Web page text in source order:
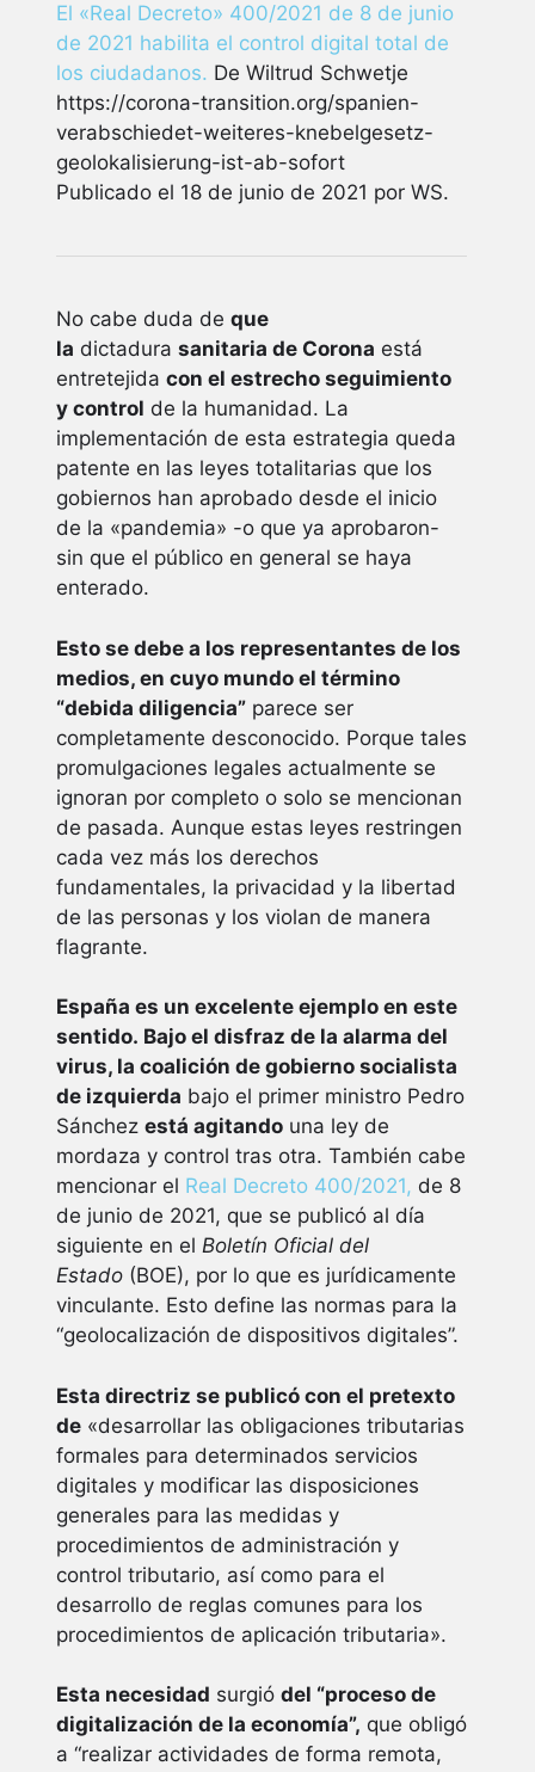
El «Real Decreto» 400/2021 de 8 de junio
de 2021 habilita el control digital total de
los ciudadanos. De Wiltrud Schwetje
https://corona-transition.org/spanien-
verabschiedet-weiteres-knebelgesetz-
geolokalisierung-ist-ab-sofort
Publicado el 18 de junio de 2021 por WS.
No cabe duda de que
la dictadura sanitaria de Corona está
entretejida con el estrecho seguimiento
y control de la humanidad. La
implementación de esta estrategia queda
patente en las leyes totalitarias que los
gobiernos han aprobado desde el inicio
de la «pandemia» -o que ya aprobaron-
sin que el público en general se haya
enterado.
Esto se debe a los representantes de los
medios, en cuyo mundo el término
“debida diligencia” parece ser
completamente desconocido. Porque tales
promulgaciones legales actualmente se
ignoran por completo o solo se mencionan
de pasada. Aunque estas leyes restringen
cada vez más los derechos
fundamentales, la privacidad y la libertad
de las personas y los violan de manera
flagrante.
España es un excelente ejemplo en este
sentido. Bajo el disfraz de la alarma del
virus, la coalición de gobierno socialista
de izquierda bajo el primer ministro Pedro
Sánchez está agitando una ley de
mordaza y control tras otra. También cabe
mencionar el Real Decreto 400/2021, de 8
de junio de 2021, que se publicó al día
siguiente en el Boletín Oficial del
Estado (BOE), por lo que es jurídicamente
vinculante. Esto define las normas para la
“geolocalización de dispositivos digitales”.
Esta directriz se publicó con el pretexto
de «desarrollar las obligaciones tributarias
formales para determinados servicios
digitales y modificar las disposiciones
generales para las medidas y
procedimientos de administración y
control tributario, así como para el
desarrollo de reglas comunes para los
procedimientos de aplicación tributaria».
Esta necesidad surgió del “proceso de
digitalización de la economía”, que obligó
a “realizar actividades de forma remota,